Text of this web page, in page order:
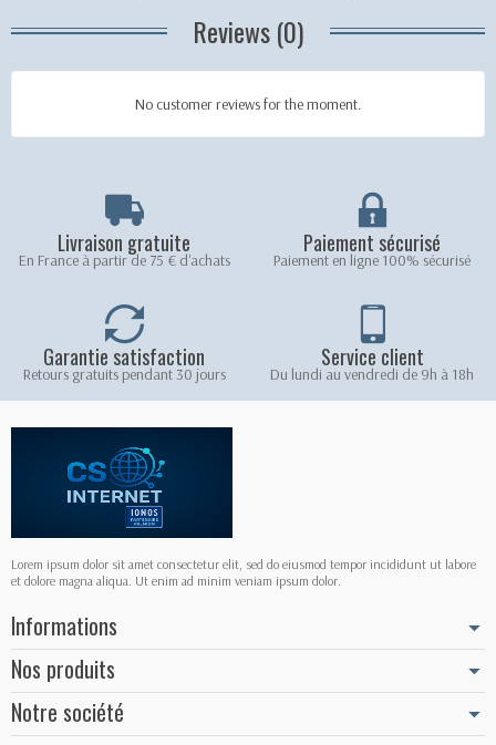
Reviews (0)
No customer reviews for the moment.
Livraison gratuite
En France à partir de 75 € d'achats
Paiement sécurisé
Paiement en ligne 100% sécurisé
Garantie satisfaction
Retours gratuits pendant 30 jours
Service client
Du lundi au vendredi de 9h à 18h
Lorem ipsum dolor sit amet consectetur elit, sed do eiusmod tempor incididunt ut labore
et dolore magna aliqua. Ut enim ad minim veniam ipsum dolor.
Informations
Nos produits
Notre société